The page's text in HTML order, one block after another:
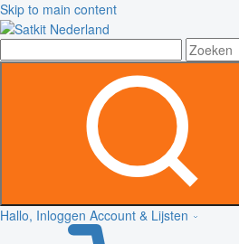
Skip to main content
Hallo, Inloggen Account & Lijsten